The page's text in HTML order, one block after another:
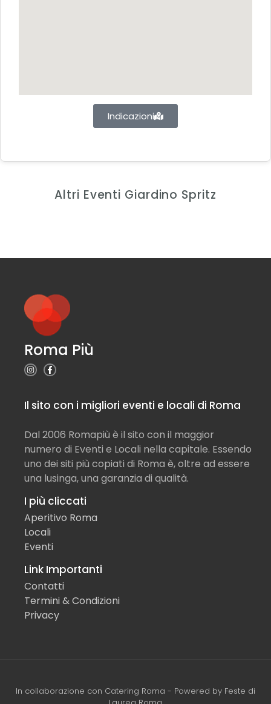
Indicazioni
Altri Eventi Giardino Spritz
Roma Più
Il sito con i migliori eventi e locali di Roma
Dal 2006 Romapiù è il sito con il maggior
numero di Eventi e Locali nella capitale. Essendo
uno dei siti più copiati di Roma è, oltre ad essere
una lusinga, una garanzia di qualità.
I più cliccati
Aperitivo Roma
Locali
Eventi
Link Importanti
Contatti
Termini & Condizioni
Privacy
In collaborazione con Catering Roma - Powered by Feste di